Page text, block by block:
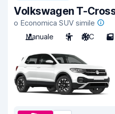
Volkswagen T-
o Economica SUV simile
Manuale
5 A/C 5